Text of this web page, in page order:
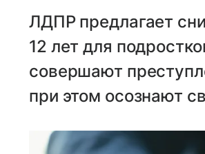
ЛДПР предлагает
12 лет для
совершают
при этом осознают